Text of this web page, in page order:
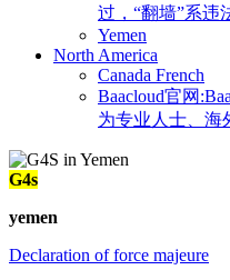
过，“翻墙”系违
Yemen
North America
Canada French
Baacloud官网
为专业人士、海
G4s
yemen
Declaration of force majeure